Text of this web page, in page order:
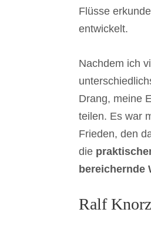
Flüsse
entwickelt.
Nachdem ich
Drang, meine
teilen. Es war
Frieden, den
die
bereichernde
Ralf Knorz